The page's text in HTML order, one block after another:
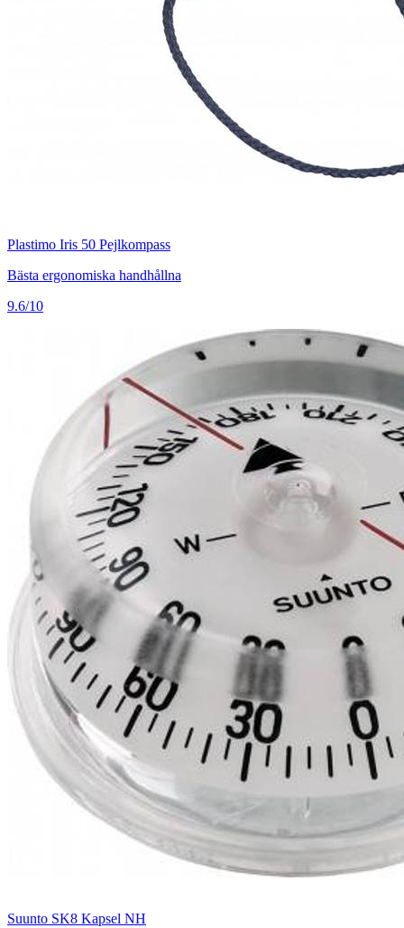
Plastimo Iris 50 Pejlkompass
Bästa ergonomiska handhållna
9.6/10
Suunto SK8 Kapsel NH